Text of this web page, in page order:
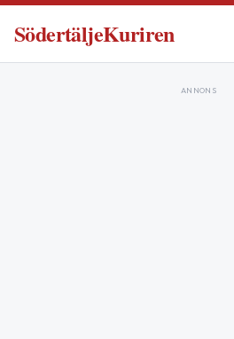
SödertäljeKuriren
ANNONS